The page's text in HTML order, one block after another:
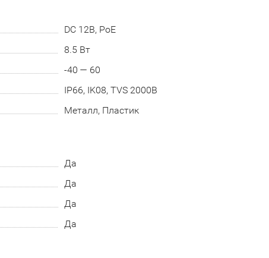
DC 12В, PoE
8.5 Вт
-40 — 60
IP66, IK08, TVS 2000В
Металл, Пластик
Да
Да
Да
Да